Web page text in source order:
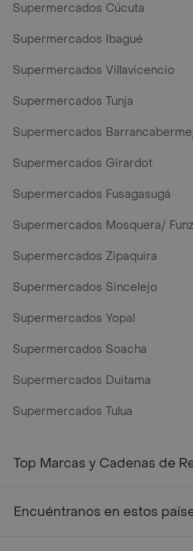
Supermercados Cúcuta
Supermercados Ibagué
Supermercados Villavicencio
Supermercados Tunja
Supermercados
Supermercados Girardot
Supermercados Fusagasugá
Supermercados Mosquera/
Supermercados Zipaquira
Supermercados Sincelejo
Supermercados Yopal
Supermercados Soacha
Supermercados Duitama
Supermercados Tulua
Top Marcas y Cadenas de
Encuéntranos en estos